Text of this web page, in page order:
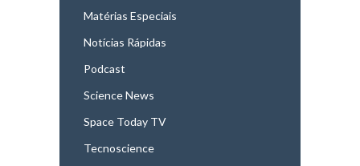
Matérias Especiais
Notícias Rápidas
Podcast
Science News
Space Today TV
Tecnoscience